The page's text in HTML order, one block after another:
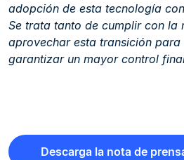
adopción de esta tecnología
Se trata tanto de cumplir con la
aprovechar esta transición
garantizar un mayor control
Descarga la nota de